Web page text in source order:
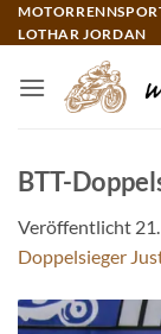
Zum
Inhalt
LOTHAR JORDAN
BTT-
Veröffentlicht
Doppelsieger